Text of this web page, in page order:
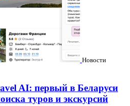
Новости
AI: первый в Беларуси
туров и экскурсий